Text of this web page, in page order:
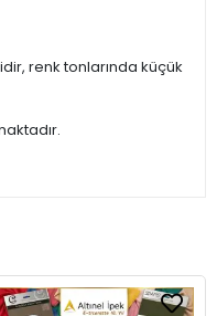
renk tonlarında küçük